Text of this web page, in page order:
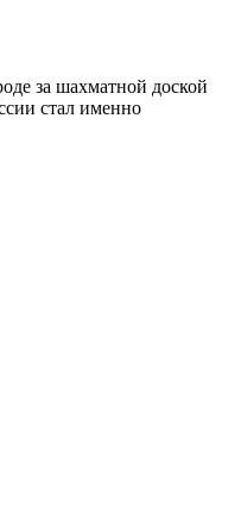
за шахматной доской
стал именно